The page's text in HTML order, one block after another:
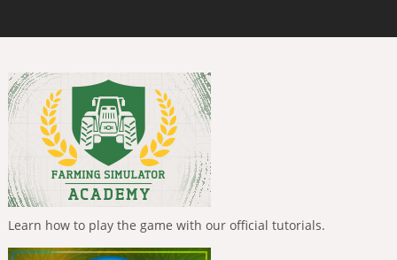
Learn how to play the game with our official tutorials.